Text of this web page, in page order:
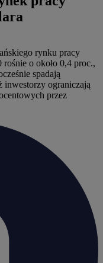
rynku pracy
o około 0,4 proc.,
spadają
inwestorzy ograniczają
przez